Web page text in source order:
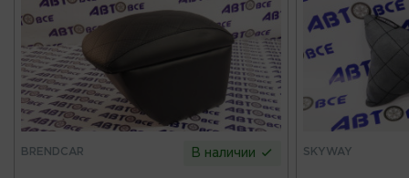
BRENDCAR В наличии SKYWAY